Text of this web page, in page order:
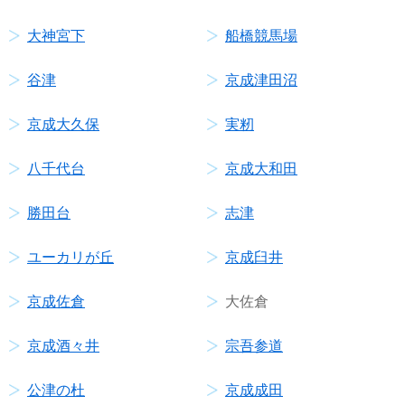
大神宮下 船橋競馬場
谷津 京成津田沼
京成大久保 実籾
八千代台 京成大和田
勝田台 志津
ユーカリが丘 京成臼井
京成佐倉 大佐倉
京成酒々井 宗吾参道
公津の杜 京成成田